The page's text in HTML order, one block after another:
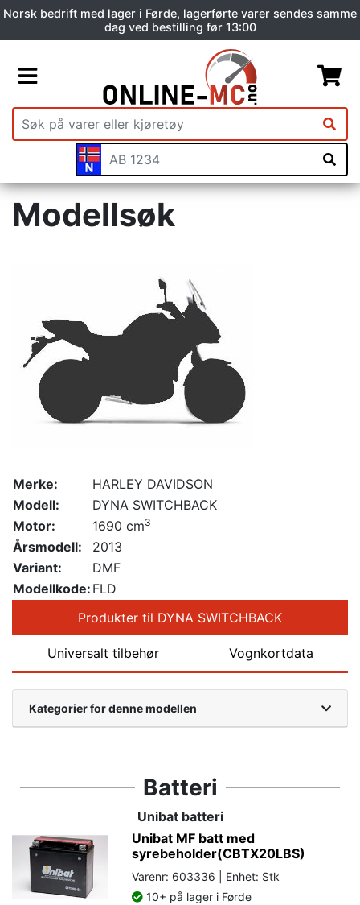
Norsk bedrift med lager i Førde, lagerførte varer sendes samme
dag ved bestilling før 13:00
Modellsøk
Merke:
HARLEY DAVIDSON
Modell:
DYNA SWITCHBACK
Motor:
1690 cm3
Årsmodell:
2013
Variant:
DMF
Modellkode: FLD
Produkter til DYNA SWITCHBACK
Universalt tilbehør Vognkortdata
Kategorier for denne modellen
Batteri
Unibat batteri
Unibat MF batt med
syrebeholder(CBTX20LBS)
Varenr: 603336 | Enhet: Stk
10+ på lager i Førde